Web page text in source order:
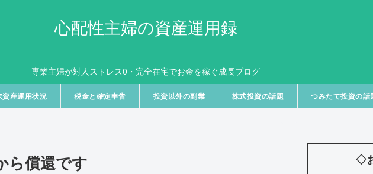
心配性主婦の資産運用録
専業主婦が対人ストレス0・完全在宅でお金を稼ぐ成長ブログ
資産運用状況 税金と確定申告 投資以外の副業 株式投資の話題 つみたて投資の話
ら償還です ◇